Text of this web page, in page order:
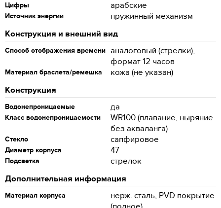
Цифры арабские
Источник энергии
пружинный механизм
Конструкция и внешний вид
Способ отображения времени аналоговый (стрелки),
формат 12 часов
Материал браслета/ремешка
кожа (не указан)
Конструкция
Водонепроницаемые да
Класс водонепроницаемости
WR100 (плавание, ныряние
без акваланга)
Стекло сапфировое
Диаметр корпуса 47
Подсветка
стрелок
Дополнительная информация
Материал корпуса
нерж. сталь, PVD покрытие